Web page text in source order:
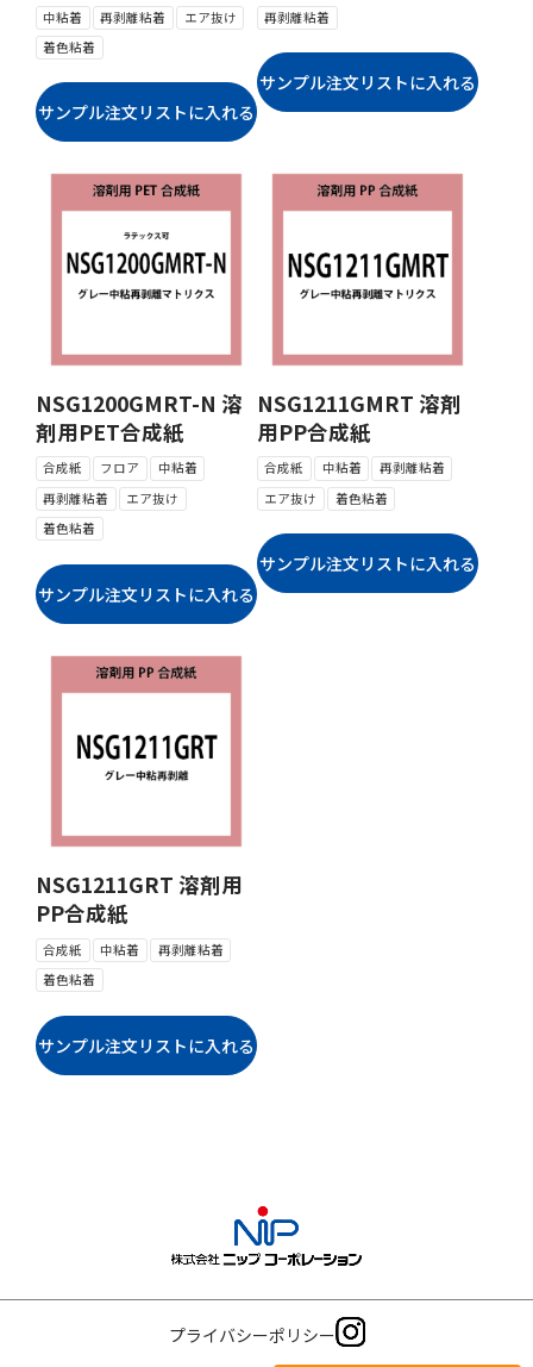
中粘着
再剥離粘着
エア抜け
着色粘着
再剥離粘着
NSG1200GMRT-N 溶
剤用PET合成紙
合成紙 フロア
中粘着
再剥離粘着
エア抜け
着色粘着
NSG1211GMRT 溶剤
用PP合成紙
合成紙 中粘着
再剥離粘着
エア抜け
着色粘着
NSG1211GRT 溶剤用
PP合成紙
合成紙 中粘着
再剥離粘着
着色粘着
プライバシーポリシー